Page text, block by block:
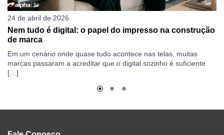
24 de abril de 2026
Nem tudo é digital: o papel do impresso na construção
de marca
Em um cenário onde quase tudo acontece nas telas, muitas
marcas passaram a acreditar que o digital sozinho é suficiente
[…]